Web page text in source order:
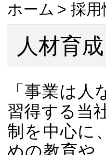
ホーム > 採用
人材育
「事業は
習得する当
制を中心に
めの教育や